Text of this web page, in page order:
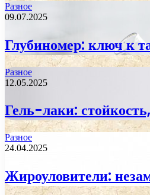
Разное
09.07.2025
Глубиномер: ключ к
Разное
12.05.2025
Гель-лаки:
Разное
24.04.2025
Жироуловители: